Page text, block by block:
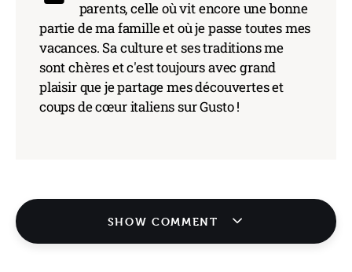
parents, celle où vit encore une bonne
partie de ma famille et où je passe toutes mes
vacances. Sa culture et ses traditions me
sont chères et c'est toujours avec grand
plaisir que je partage mes découvertes et
coups de cœur italiens sur Gusto !
SHOW COMMENT